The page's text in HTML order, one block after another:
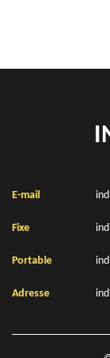
E-mail
Fixe
Portable
Adresse